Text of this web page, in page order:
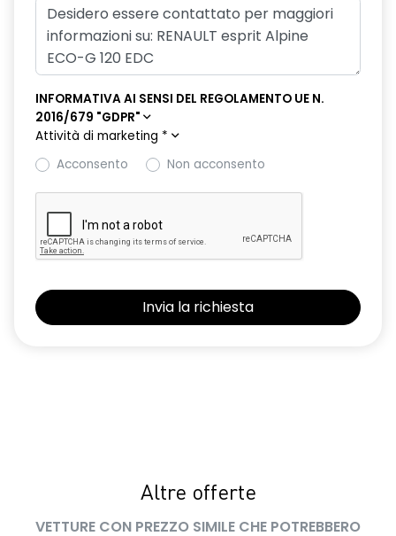
INFORMATIVA AI SENSI DEL REGOLAMENTO UE N.
2016/679 "GDPR"
Attività di marketing *
Acconsento
Non acconsento
Altre offerte
VETTURE CON PREZZO SIMILE CHE POTREBBERO